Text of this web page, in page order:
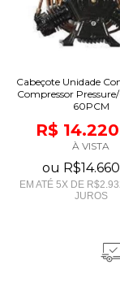
Cabeçote Unidade
Compressor
60PCM
R$
À VISTA
ou
EM ATÉ 5X DE
JUROS